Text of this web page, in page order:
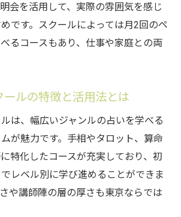
で得られる実践スキルを徹底解説
ールで身につくカウンセリング力
で養う直感力と判断力の伸ばし方
ールが教える対話力アップのコツ
ールで恋愛や仕事の悩みを解決す
役立つ占い練習の具体的な活用例
が悩み相談に強くなる理由とは
会を活用して、実際の雰囲気を感じ
です。スクールによっては月2回のペ
るコースもあり、仕事や家庭との両
ールの特徴と活用法とは
は、幅広いジャンルの占いを学べる
が魅力です。手相やタロット、算命
特化したコースが充実しており、初
レベル別に学び進めることができま
や講師陣の層の厚さも東京ならでは